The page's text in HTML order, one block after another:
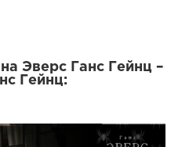
Эверс Ганс Гейнц –
Гейнц: